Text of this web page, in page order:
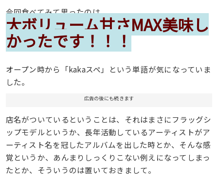
今回食べてみて思ったのは
大ボリューム甘さMAX美味し
かったです！！！
オープン時から「kakaスペ」という単語が気になっていま
した。
広告の後にも続きます
店名がついているということは、それはまさにフラッグシ
ップモデルというか、長年活動しているアーティストがア
ーティスト名を冠したアルバムを出した時とか、そんな感
覚というか、あんまりしっくりこない例えになってしまっ
たとか、そういうのは置いておきまして。